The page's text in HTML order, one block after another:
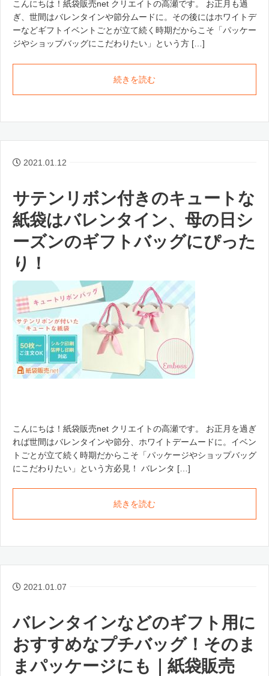
こんにちは！紙袋販売net クリエイトの高瀬です。 お正月も過
ぎ、世間はバレンタインや節分ムードに。その後にはホワイトデ
ーなどギフトイベントごとが立て続く時期だからこそ「パッケー
ジやショップバッグにこだわりたい」という方 […]
続きを読む
2021.01.12
サテンリボン付きのキュートな
紙袋はバレンタイン、母の日シ
ーズンのギフトバッグにぴった
り！
こんにちは！紙袋販売net クリエイトの高瀬です。 お正月を過ぎ
れば世間はバレンタインや節分、ホワイトデームードに。イベン
トごとが立て続く時期だからこそ「パッケージやショップバッグ
にこだわりたい」という方必見！ バレンタ […]
続きを読む
2021.01.07
バレンタインなどのギフト用に
おすすめなプチバッグ！そのま
まパッケージにも｜紙袋販売